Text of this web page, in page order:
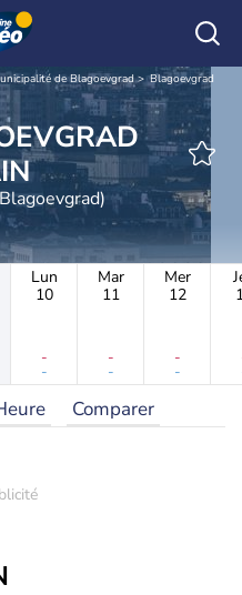
de Blagoevgrad Blagoevgrad
Lun
10
-
-
Mar
11
-
-
Mer
12
-
-
Comparer